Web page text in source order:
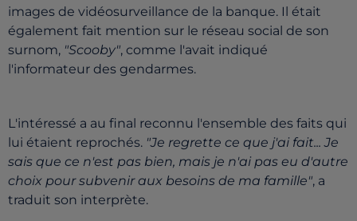
images de vidéosurveillance de la banque. Il était
également fait mention sur le réseau social de son
surnom, "Scooby", comme l'avait indiqué
l'informateur des gendarmes.
L'intéressé a au final reconnu l'ensemble des faits qui
lui étaient reprochés. "Je regrette ce que j'ai fait... Je
sais que ce n'est pas bien, mais je n'ai pas eu d'autre
choix pour subvenir aux besoins de ma famille", a
traduit son interprète.